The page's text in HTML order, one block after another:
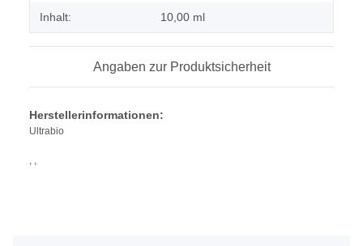
Inhalt: 10,00 ml
Angaben zur Produktsicherheit
Herstellerinformationen:
Ultrabio
, ,